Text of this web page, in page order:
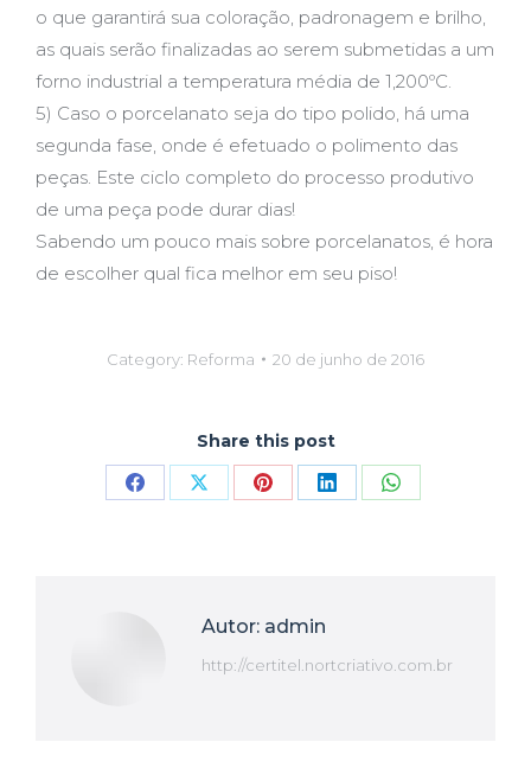
o que garantirá sua coloração, padronagem e brilho,
as quais serão finalizadas ao serem submetidas a um
forno industrial a temperatura média de 1,200ºC.
5) Caso o porcelanato seja do tipo polido, há uma
segunda fase, onde é efetuado o polimento das
peças. Este ciclo completo do processo produtivo
de uma peça pode durar dias!
Sabendo um pouco mais sobre porcelanatos, é hora
de escolher qual fica melhor em seu piso!
Category: Reforma 20 de junho de 2016
Share this post
Compartilhar
Compartilhar
Compartilhar
CompartilharCompartilhar
Autor: admin
http://certitel.nortcriativo.com.br